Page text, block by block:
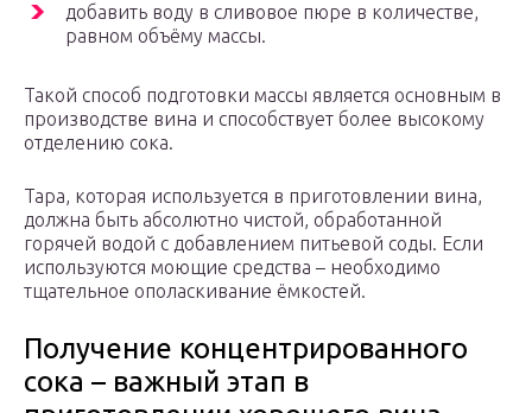
добавить воду в сливовое пюре в количестве,
равном объёму массы.
Такой способ подготовки массы является основным в
производстве вина и способствует более высокому
отделению сока.
Тара, которая используется в приготовлении вина,
должна быть абсолютно чистой, обработанной
горячей водой с добавлением питьевой соды. Если
используются моющие средства – необходимо
тщательное ополаскивание ёмкостей.
Получение концентрированного
сока – важный этап в